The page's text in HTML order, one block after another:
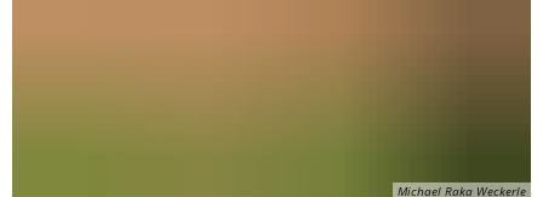
Michael Raka Weckerle